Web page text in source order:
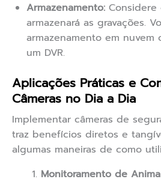
Armazenamento: Considere
armazenará as gravações.
armazenamento em nuvem
um DVR.
Aplicações Práticas e
Câmeras no Dia a Dia
Implementar câmeras de
traz benefícios diretos e
algumas maneiras de como
Monitoramento de